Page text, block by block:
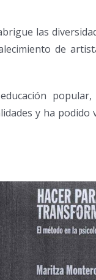
las
de
popular,
y ha podido